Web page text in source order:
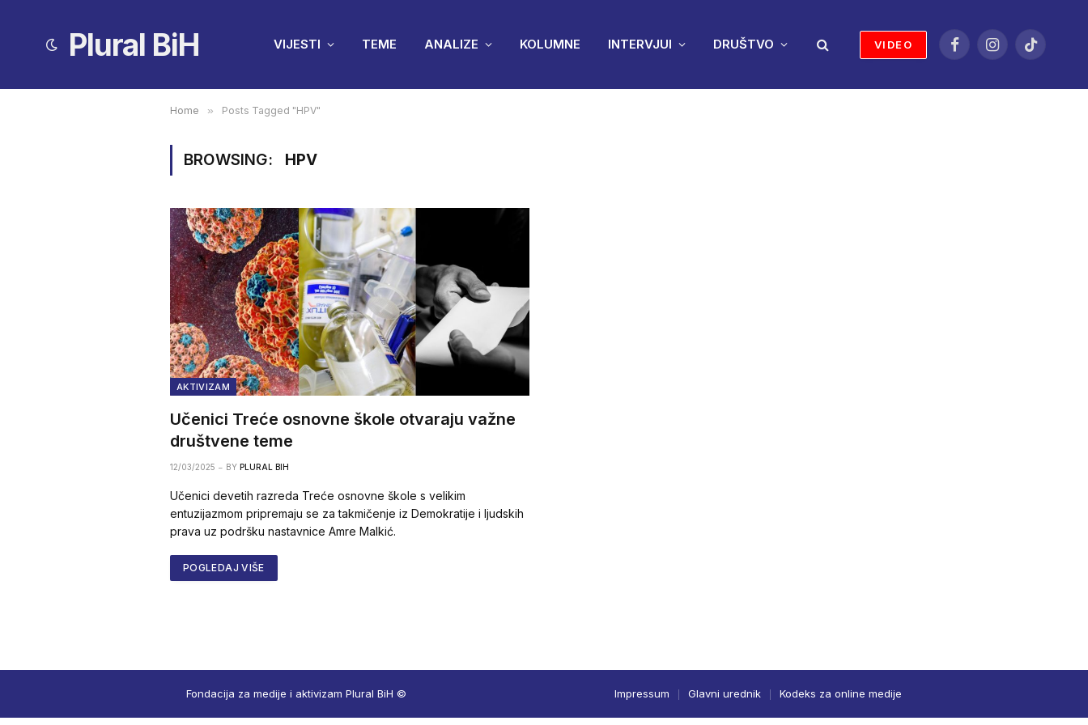
Plural BiH VIJESTI TEME ANALIZE KOLUMNE INTERVJUI DRUŠTVO VIDEO
FacebookInstagramTikTok
Home » Posts Tagged "HPV"
BROWSING: HPV
AKTIVIZAM
Učenici Treće osnovne škole otvaraju važne
društvene teme
12/03/2025 BY PLURAL BIH
Učenici devetih razreda Treće osnovne škole s velikim
entuzijazmom pripremaju se za takmičenje iz Demokratije i ljudskih
prava uz podršku nastavnice Amre Malkić.
POGLEDAJ VIŠE
Fondacija za medije i aktivizam Plural BiH © Impressum Glavni urednik Kodeks za online medije